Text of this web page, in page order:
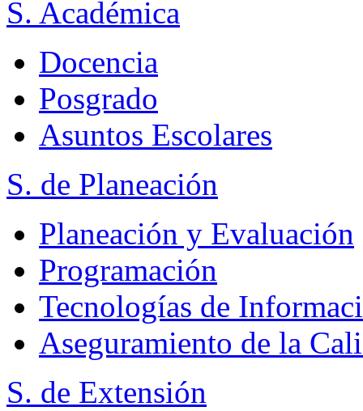
S. Académica
Docencia
Posgrado
Asuntos Escolares
S. de Planeación
Planeación y Evaluación
Programación
Tecnologías de
Aseguramiento de la
S. de Extensión